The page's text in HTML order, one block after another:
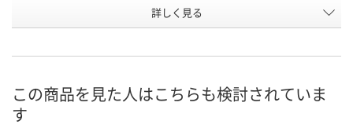
HE62487 AWA6896
8月10日（月）
詳しく見る
この商品を見た人はこちらも検討されていま
す